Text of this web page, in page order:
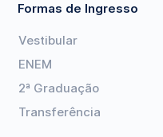
Formas de Ingresso
Vestibular
ENEM
2ª Graduação
Transferência